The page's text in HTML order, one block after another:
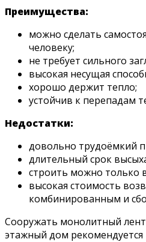
Преимущества:
можно сделать
человеку;
не требует сильного
высокая несущая
хорошо держит тепло;
устойчив к перепадам
Недостатки:
довольно трудоёмкий
длительный срок
строить можно только
высокая стоимость
комбинированным и
Сооружать монолитный
этажный дом рекомендуется